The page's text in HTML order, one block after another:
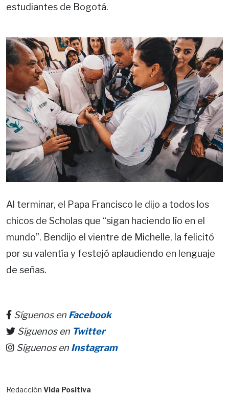
estudiantes de Bogotá.
Al terminar, el Papa Francisco le dijo a todos los
chicos de Scholas que “sigan haciendo lío en el
mundo”. Bendijo el vientre de Michelle, la felicitó
por su valentía y festejó aplaudiendo en lenguaje
de señas.
Síguenos en Facebook
Síguenos en Twitter
Síguenos en Instagram
Redacción Vida Positiva